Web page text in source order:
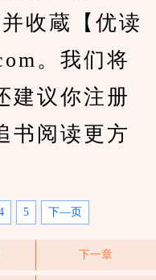
收蔵【优读
。我们将
建议你注册
书阅读更方
5 下—页
下一章